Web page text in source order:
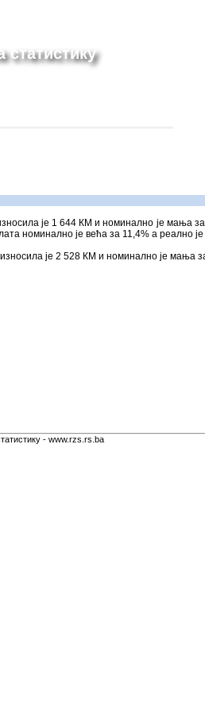
статистику
је 1 644 КМ и номинално је мања
номинално је већа за 11,4% а реално
је 2 528 КМ и номинално је мања
- www.rzs.rs.ba